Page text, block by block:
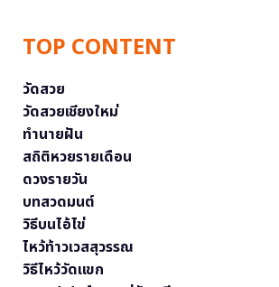
TOP CONTENT
วัดสวย
วัดสวยเชียงใหม่
ทำนายฝัน
สถิติหวยรายเดือน
ดวงรายวัน
บทสวดมนต์
วิธีบนไอ้ไข่
ไหว้ท้าวเวสสุวรรณ
วิธีไหว้วัดแขก